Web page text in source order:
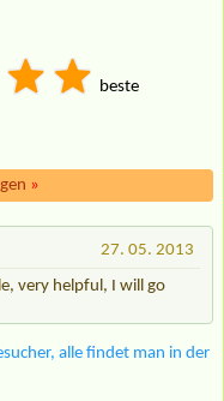
beste
»
27. 05. 2013
very helpful, I will go
alle findet man in der